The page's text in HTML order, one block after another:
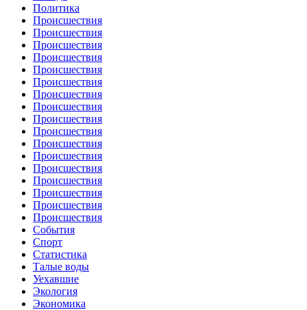
Политика
Происшествия
Происшествия
Происшествия
Происшествия
Происшествия
Происшествия
Происшествия
Происшествия
Происшествия
Происшествия
Происшествия
Происшествия
Происшествия
Происшествия
Происшествия
Происшествия
Происшествия
События
Спорт
Статистика
Талые воды
Уехавшие
Экология
Экономика